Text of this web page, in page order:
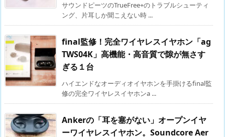
サウンドピーツのTrueFree+のトラブルシューティ
ング、片耳しか聞こえない時 ...
final監修！完全ワイヤレスイヤホン「ag
TWS04K」高機能・高音質で隙が無さす
ぎる１台
ハイエンドなオーディオイヤホンを手掛けるfinal監
修の完全ワイヤレスイヤホンa ...
Ankerの「耳を塞がない」オープンイヤ
ーワイヤレスイヤホン。Soundcore Aer